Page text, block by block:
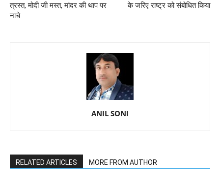
त्रस्त, मोदी जी मस्त, मांदर की थाप पर
नाचे
के जरिए राष्ट्र को संबोधित किया
ANIL SONI
RELATED ARTICLES MORE FROM AUTHOR